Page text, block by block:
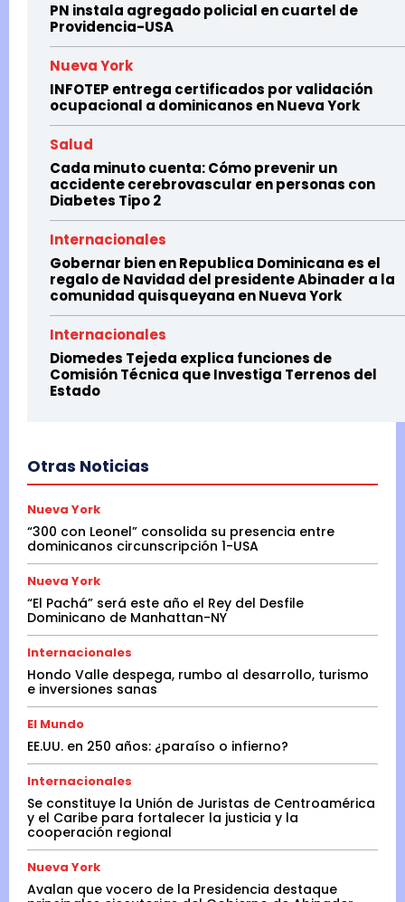
PN instala agregado policial en cuartel de
Providencia-USA
Nueva York
INFOTEP entrega certificados por validación
ocupacional a dominicanos en Nueva York
Salud
Cada minuto cuenta: Cómo prevenir un
accidente cerebrovascular en personas con
Diabetes Tipo 2
Internacionales
Gobernar bien en Republica Dominicana es el
regalo de Navidad del presidente Abinader a la
comunidad quisqueyana en Nueva York
Internacionales
Diomedes Tejeda explica funciones de
Comisión Técnica que Investiga Terrenos del
Estado
Otras Noticias
Nueva York
“300 con Leonel” consolida su presencia entre
dominicanos circunscripción 1-USA
Nueva York
“El Pachá” será este año el Rey del Desfile
Dominicano de Manhattan-NY
Internacionales
Hondo Valle despega, rumbo al desarrollo, turismo
e inversiones sanas
El Mundo
EE.UU. en 250 años: ¿paraíso o infierno?
Internacionales
Se constituye la Unión de Juristas de Centroamérica
y el Caribe para fortalecer la justicia y la
cooperación regional
Nueva York
Avalan que vocero de la Presidencia destaque